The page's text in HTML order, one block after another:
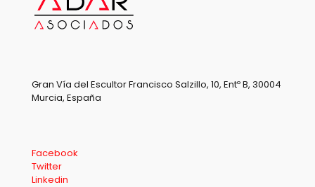
Gran Vía del Escultor Francisco Salzillo, 10, Entº B, 30004
Murcia, España
Facebook
Twitter
Linkedin